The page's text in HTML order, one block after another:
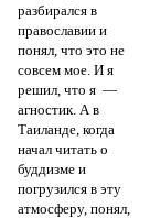
разбирался в
православии и
понял, что это не
совсем мое. И я
решил, что я —
агностик. А в
Таиланде, когда
начал читать о
буддизме и
погрузился в эту
атмосферу, понял,